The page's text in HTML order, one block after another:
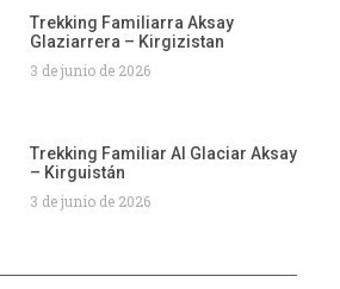
Trekking Familiarra Aksay
Glaziarrera – Kirgizistan
3 de junio de 2026
Trekking Familiar Al Glaciar Aksay
– Kirguistán
3 de junio de 2026